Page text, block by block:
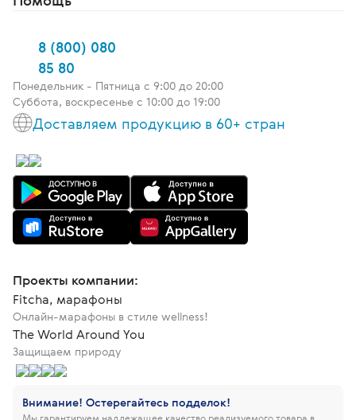
8 (800) 080
85 80
Понедельник - Пятница c 9:00 до 20:00
Суббота, воскресенье с 10:00 до 19:00
Доставляем продукцию в 60+ стран
Проекты компании:
Fitcha, марафоны
Онлайн-марафоны в стиле wellness!
The World Around You
Защищаем природу
Внимание! Остерегайтесь подделок!